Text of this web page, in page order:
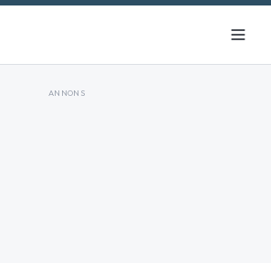
ANNONS